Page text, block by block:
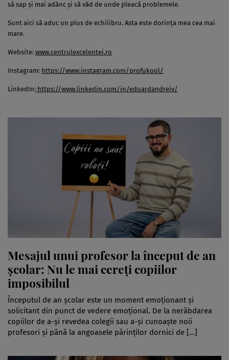
să sap și mai adânc și să văd de unde pleacă problemele.
Sunt aici să aduc un plus de echilibru. Asta este dorința mea cea mai
mare.
Website: www.centrulexcelentei.ro
Instagram: https://www.instagram.com/profukool/
LinkedIn: https://www.linkedin.com/in/eduardandreiv/
Mesajul unui profesor la început de an
școlar: Nu le mai cereți copiilor
imposibilul
Începutul de an școlar este un moment emoționant și
solicitant din punct de vedere emoțional. De la nerăbdarea
copiilor de a-și revedea colegii sau a-și cunoaște noii
profesori și până la angoasele părinților dornici de […]